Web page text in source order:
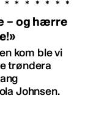
– og hærre
kom ble vi
trøndera
Johnsen.